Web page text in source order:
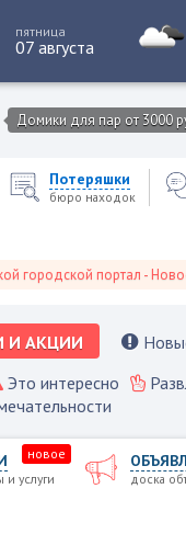
пятница
07 августа
Домики для пар от 3000
Потеряшки
бюро находок
портал - Новости
И АКЦИИ
Это интересно
и услуги
новое
доска